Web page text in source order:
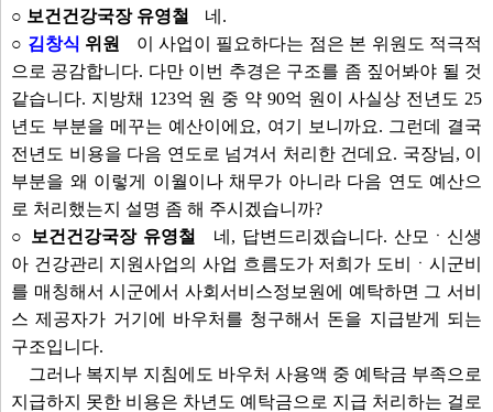
○ 보건건강국장 유영철
네.
○ 김창식 위원
이 사업이 필요하다는 점은 본 위원도 적극적
으로 공감합니다. 다만 이번 추경은 구조를 좀 짚어봐야 될 것
같습니다. 지방채 123억 원 중 약 90억 원이 사실상 전년도 25
년도 부분을 메꾸는 예산이에요, 여기 보니까요. 그런데 결국
전년도 비용을 다음 연도로 넘겨서 처리한 건데요. 국장님, 이
부분을 왜 이렇게 이월이나 채무가 아니라 다음 연도 예산으
로 처리했는지 설명 좀 해 주시겠습니까?
○ 보건건강국장 유영철
네, 답변드리겠습니다. 산모ㆍ신생
아 건강관리 지원사업의 사업 흐름도가 저희가 도비ㆍ시군비
를 매칭해서 시군에서 사회서비스정보원에 예탁하면 그 서비
스 제공자가 거기에 바우처를 청구해서 돈을 지급받게 되는
구조입니다.
그러나 복지부 지침에도 바우처 사용액 중 예탁금 부족으로
지급하지 못한 비용은 차년도 예탁금으로 지급 처리하는 걸로